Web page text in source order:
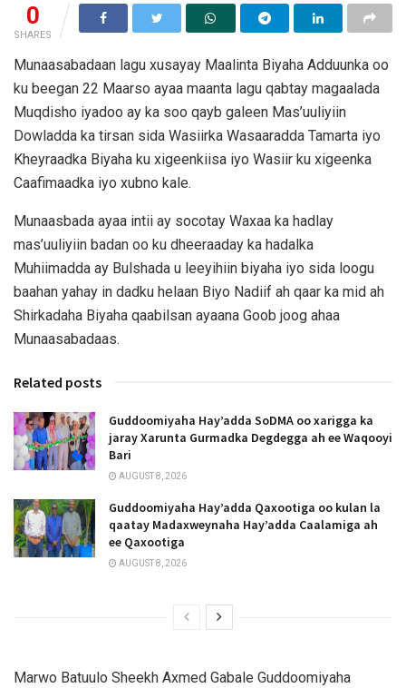
0
SHARES
Munaasabadaan lagu xusayay Maalinta Biyaha Adduunka oo
ku beegan 22 Maarso ayaa maanta lagu qabtay magaalada
Muqdisho iyadoo ay ka soo qayb galeen Mas’uuliyiin
Dowladda ka tirsan sida Wasiirka Wasaaradda Tamarta iyo
Kheyraadka Biyaha ku xigeenkiisa iyo Wasiir ku xigeenka
Caafimaadka iyo xubno kale.
Munaasbada ayaa intii ay socotay Waxaa ka hadlay
mas’uuliyiin badan oo ku dheeraaday ka hadalka
Muhiimadda ay Bulshada u leeyihiin biyaha iyo sida loogu
baahan yahay in dadku helaan Biyo Nadiif ah qaar ka mid ah
Shirkadaha Biyaha qaabilsan ayaana Goob joog ahaa
Munaasabadaas.
Related posts
Guddoomiyaha Hay’adda SoDMA oo xarigga ka
jaray Xarunta Gurmadka Degdegga ah ee Waqooyi
Bari
AUGUST 8, 2026
Guddoomiyaha Hay’adda Qaxootiga oo kulan la
qaatay Madaxweynaha Hay’adda Caalamiga ah
ee Qaxootiga
AUGUST 8, 2026
Marwo Batuulo Sheekh Axmed Gabale Guddoomiyaha